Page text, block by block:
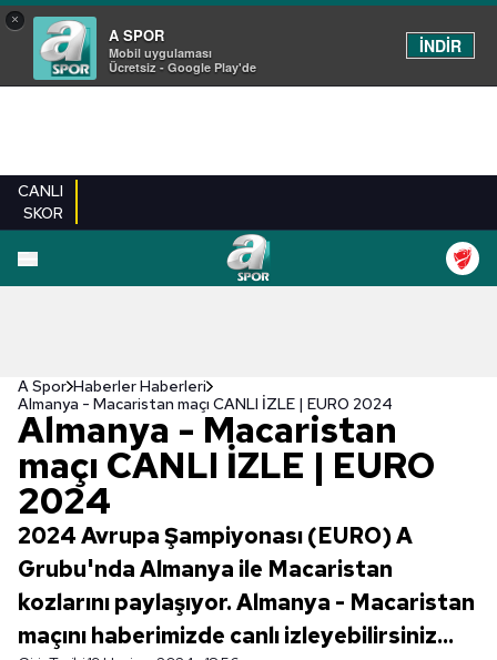
×
A SPOR
Mobil uygulaması
Ücretsiz - Google Play'de
İNDİR
CANLI
SKOR
A Spor Haberler Haberleri
Almanya - Macaristan maçı CANLI İZLE | EURO 2024
Almanya - Macaristan
maçı CANLI İZLE | EURO
2024
2024 Avrupa Şampiyonası (EURO) A
Grubu'nda Almanya ile Macaristan
kozlarını paylaşıyor. Almanya - Macaristan
maçını haberimizde canlı izleyebilirsiniz...